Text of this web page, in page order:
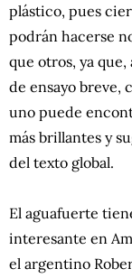
plástico, pues
podrán hacerse
que otros, ya
de ensayo breve,
uno puede
más brillantes y
del texto global.
El aguafuerte
interesante en
el argentino